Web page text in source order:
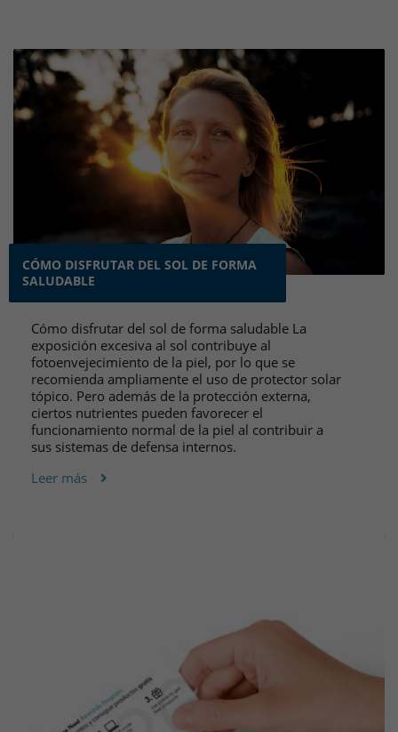
CÓMO DISFRUTAR DEL SOL DE FORMA
SALUDABLE
Cómo disfrutar del sol de forma saludable La
exposición excesiva al sol contribuye al
fotoenvejecimiento de la piel, por lo que se
recomienda ampliamente el uso de protector solar
tópico. Pero además de la protección externa,
ciertos nutrientes pueden favorecer el
funcionamiento normal de la piel al contribuir a
sus sistemas de defensa internos.
Leer más